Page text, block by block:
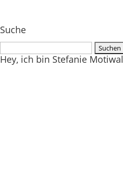
Suche
Suchen
nach:
Hey, ich bin Stefanie Motiwal